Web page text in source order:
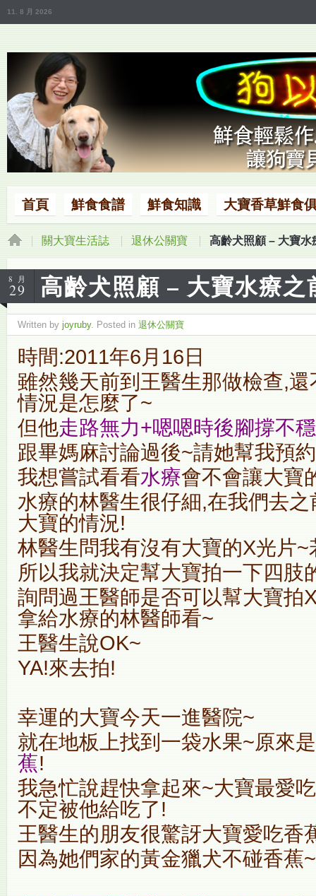
11. 8 月 2026
首頁 鮮食食譜 鮮食知識 大寶香草鮮食
關大寶生活誌 退休公關寶 高齡犬照顧 – 大寶
8 月
29 高齡犬照顧 – 大寶水療
Written by joyruby. Posted in 退休公關寶
時間:2011年6月16日
雖然幾天前到王醫生那做檢查,還
情況是怎麼了~
但他走路無力+嗯嗯時後腳撐不穩
跟畢媽麻討論過後~請她幫我預
我想嘗試看看水療會不會讓大寶
水療的林醫生很仔細,在我們去
大寶的情況!
林醫生問我有沒有大寶的X光片
所以我就決定幫大寶拍一下四肢
詢問過王醫師是否可以幫大寶拍
拿給水療的林醫師看~
王醫生說OK~
YA!來去拍!
幸運的大寶今天一進醫院~
就在地板上找到一袋水果~原來
蕉!
我急忙說趕快拿起來~大寶最愛
不定被他給吃了!
王醫生的朋友很驚訝大寶愛吃香
因為她們家的黃金獵犬不碰香蕉